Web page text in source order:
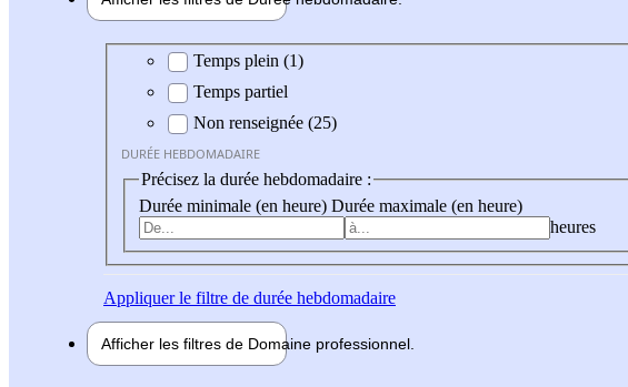
Durée hebdomadaire
Temps plein (1)
Temps partiel
Non renseignée (25)
DURÉE HEBDOMADAIRE
Précisez la durée hebdomadaire :
Durée minimale (en heure) Durée maximale (en heure)
heures
Appliquerle filtre de durée hebdomadaire
Afficher les filtres de Domaine professionnel